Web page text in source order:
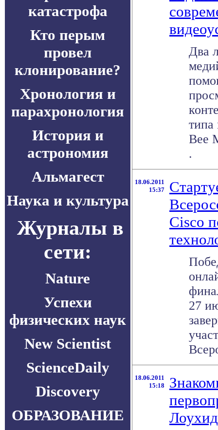
катастрофа
Кто перым
провел
клонирование?
Хронология и
парахронология
История и
астрономия
Альмагест
Наука и культура
Журналы в
сети:
Nature
Успехи
физических наук
New Scientist
ScienceDaily
Discovery
ОБРАЗОВАНИЕ
Два
типа
Bee
.
18.06.2011
15:37
Cisco
27
18.06.2011
15:18
Лоухид